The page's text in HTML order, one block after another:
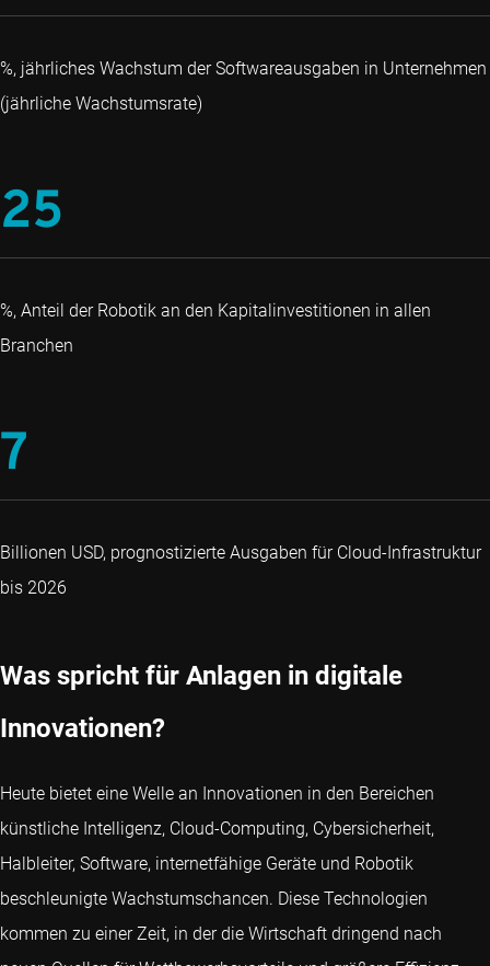
%, jährliches Wachstum der Softwareausgaben in Unternehmen
(jährliche Wachstumsrate)
25
%, Anteil der Robotik an den Kapitalinvestitionen in allen
Branchen
7
Billionen USD, prognostizierte Ausgaben für Cloud-Infrastruktur
bis 2026
Was spricht für Anlagen in digitale
Innovationen?
Heute bietet eine Welle an Innovationen in den Bereichen
künstliche Intelligenz, Cloud-Computing, Cybersicherheit,
Halbleiter, Software, internetfähige Geräte und Robotik
beschleunigte Wachstumschancen. Diese Technologien
kommen zu einer Zeit, in der die Wirtschaft dringend nach